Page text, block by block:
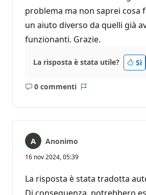
problema ma non saprei cosa
un aiuto diverso da quelli già
funzionanti. Grazie.
La risposta è stata utile? Sì
0 commenti
Nessun
Anonimo
16 nov 2024, 05:39
La risposta è stata tradotta
Di conseguenza, potrebbero